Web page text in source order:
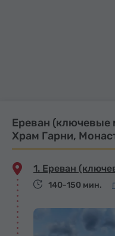
Ереван (ключевые
Храм Гарни,
1. Ереван
140-150 мин.